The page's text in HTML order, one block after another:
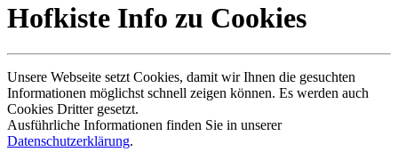
Hofkiste Info zu Cookies
Unsere Webseite setzt Cookies, damit wir Ihnen die gesuchten
Informationen möglichst schnell zeigen können. Es werden auch
Cookies Dritter gesetzt.
Ausführliche Informationen finden Sie in unserer
Datenschutzerklärung.